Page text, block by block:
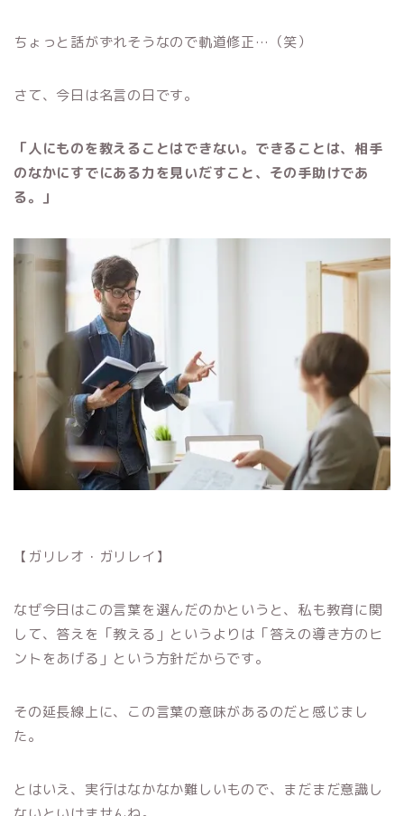
ちょっと話がずれそうなので軌道修正…（笑）
さて、今日は名言の日です。
「人にものを教えることはできない。できることは、相手
のなかにすでにある力を見いだすこと、その手助けであ
る。」
【ガリレオ・ガリレイ】
なぜ今日はこの言葉を選んだのかというと、私も教育に関
して、答えを「教える」というよりは「答えの導き方のヒ
ントをあげる」という方針だからです。
その延長線上に、この言葉の意味があるのだと感じまし
た。
とはいえ、実行はなかなか難しいもので、まだまだ意識し